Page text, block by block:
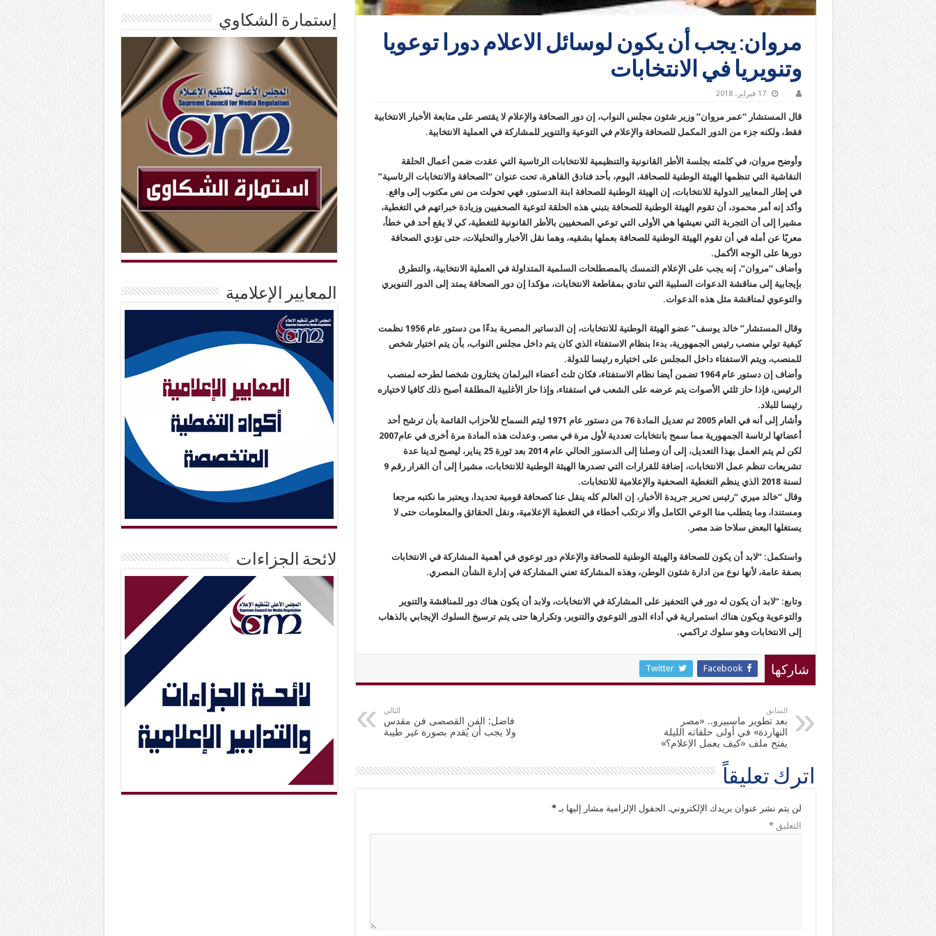
مروان: يجب أن يكون لوسائل الاعلام دورا توعويا
وتنويريا في الانتخابات
17 فبراير، 2018
قال المستشار “عمر مروان” وزير شئون مجلس النواب، إن دور الصحافة والإعلام لا يقتصر على متابعة الأخبار الانتخابية
فقط، ولكنه جزء من الدور المكمل للصحافة والإعلام في التوعية والتنوير للمشاركة في العملية الانتخابية.
وأوضح مروان، في كلمته بجلسة الأطر القانونية والتنظيمية للانتخابات الرئاسية التي عقدت ضمن أعمال الحلقة
النقاشية التي تنظمها الهيئة الوطنية للصحافة، اليوم، بأحد فنادق القاهرة، تحت عنوان “الصحافة والانتخابات الرئاسية”
في إطار المعايير الدولية للانتخابات، إن الهيئة الوطنية للصحافة ابنة الدستور، فهي تحولت من نص مكتوب إلى واقع.
وأكد إنه أمر محمود، أن تقوم الهيئة الوطنية للصحافة بتبني هذه الحلقة لتوعية الصحفيين وزيادة خبراتهم في التغطية،
مشيرا إلى أن التجربة التي نعيشها هي الأولى التي توعي الصحفيين بالأطر القانونية للتغطية، كي لا يقع أحد في خطأ،
معربًا عن أمله في أن تقوم الهيئة الوطنية للصحافة بعملها بشقيه، وهما نقل الأخبار والتحليلات، حتى تؤدي الصحافة
دورها على الوجه الأكمل.
وأضاف “مروان”، إنه يجب على الإعلام التمسك بالمصطلحات السلمية المتداولة في العملية الانتخابية، والتطرق
بإيجابية إلى مناقشة الدعوات السلبية التي تنادي بمقاطعة الانتخابات، مؤكدا إن دور الصحافة يمتد إلى الدور التنويري
والتوعوي لمناقشة مثل هذه الدعوات.
وقال المستشار” خالد يوسف” عضو الهيئة الوطنية للانتخابات، إن الدساتير المصرية بدءًا من دستور عام 1956 نظمت
كيفية تولي منصب رئيس الجمهورية، بدءا بنظام الاستفتاء الذي كان يتم داخل مجلس النواب، بأن يتم اختيار شخص
للمنصب، ويتم الاستفتاء داخل المجلس على اختياره رئيسا للدولة.
وأضاف إن دستور عام 1964 تضمن أيضا نظام الاستفتاء، فكان ثلث أعضاء البرلمان يختارون شخصا لطرحه لمنصب
الرئيس، فإذا حاز ثلثي الأصوات يتم عرضه على الشعب في استفتاء، وإذا حاز الأغلبية المطلقة أصبح ذلك كافيا لاختياره
رئيسا للبلاد.
وأشار إلى أنه في العام 2005 تم تعديل المادة 76 من دستور عام 1971 ليتم السماح للأحزاب القائمة بأن ترشح أحد
أعضائها لرئاسة الجمهورية مما سمح بانتخابات تعددية لأول مرة في مصر، وعدلت هذه المادة مرة أخرى في عام2007
لكن لم يتم العمل بهذا التعديل، إلى أن وصلنا إلى الدستور الحالي عام 2014 بعد ثورة 25 يناير، ليصبح لدينا عدة
تشريعات تنظم عمل الانتخابات، إضافة للقرارات التي تصدرها الهيئة الوطنية للانتخابات، مشيرا إلى أن القرار رقم 9
لسنة 2018 الذي ينظم التغطية الصحفية والإعلامية للانتخابات.
وقال “خالد ميري “رئيس تحرير جريدة الأخبار، إن العالم كله ينقل عنا كصحافة قومية تحديدا، ويعتبر ما نكتبه مرجعا
ومستندا، وما يتطلب منا الوعي الكامل وألا نرتكب أخطاء في التغطية الإعلامية، ونقل الحقائق والمعلومات حتى لا
يستغلها البعض سلاحا ضد مصر.
واستكمل: “لابد أن يكون للصحافة والهيئة الوطنية للصحافة والإعلام دور توعوي في أهمية المشاركة في الانتخابات
بصفة عامة، لأنها نوع من ادارة شئون الوطن، وهذه المشاركة تعني المشاركة في إدارة الشأن المصري.
وتابع: “لابد أن يكون له دور في التحفيز على المشاركة في الانتخابات، ولابد أن يكون هناك دور للمناقشة والتنوير
والتوعوية ويكون هناك استمرارية في أداء الدور التوعوي والتنوير، وتكرارها حتى يتم ترسيخ السلوك الإيجابي بالذهاب
إلى الانتخابات وهو سلوك تراكمي.
شاركها Facebook
Twitter
السابق
بعد تطوير ماسبيرو.. «مصر
النهاردة» في أولى حلقاته الليلة
يفتح ملف «كيف يعمل الإعلام؟»
التالي
فاضل: الفن القصصى فن مقدس
ولا يجب أن يُقدم بصورة غير طيبة
اترك تعليقاً
لن يتم نشر عنوان بريدك الإلكتروني. الحقول الإلزامية مشار إليها بـ*
التعليق*
إستمارة الشكاوي
المعايير الإعلامية
لائحة الجزاءات